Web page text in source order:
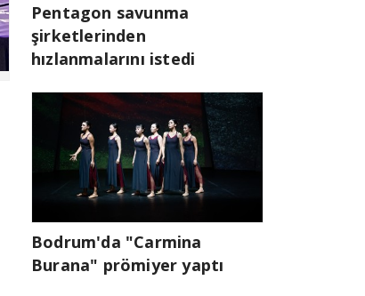
Pentagon savunma
şirketlerinden
hızlanmalarını istedi
Bodrum'da "Carmina
Burana" prömiyer yaptı